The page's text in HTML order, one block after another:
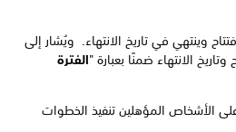
وينتهي في تاريخ الانتهاء. ويُشار إلى
وتاريخ الانتهاء ضمنًا بعبارة "الفترة
الأشخاص المؤهلين تنفيذ الخطوات